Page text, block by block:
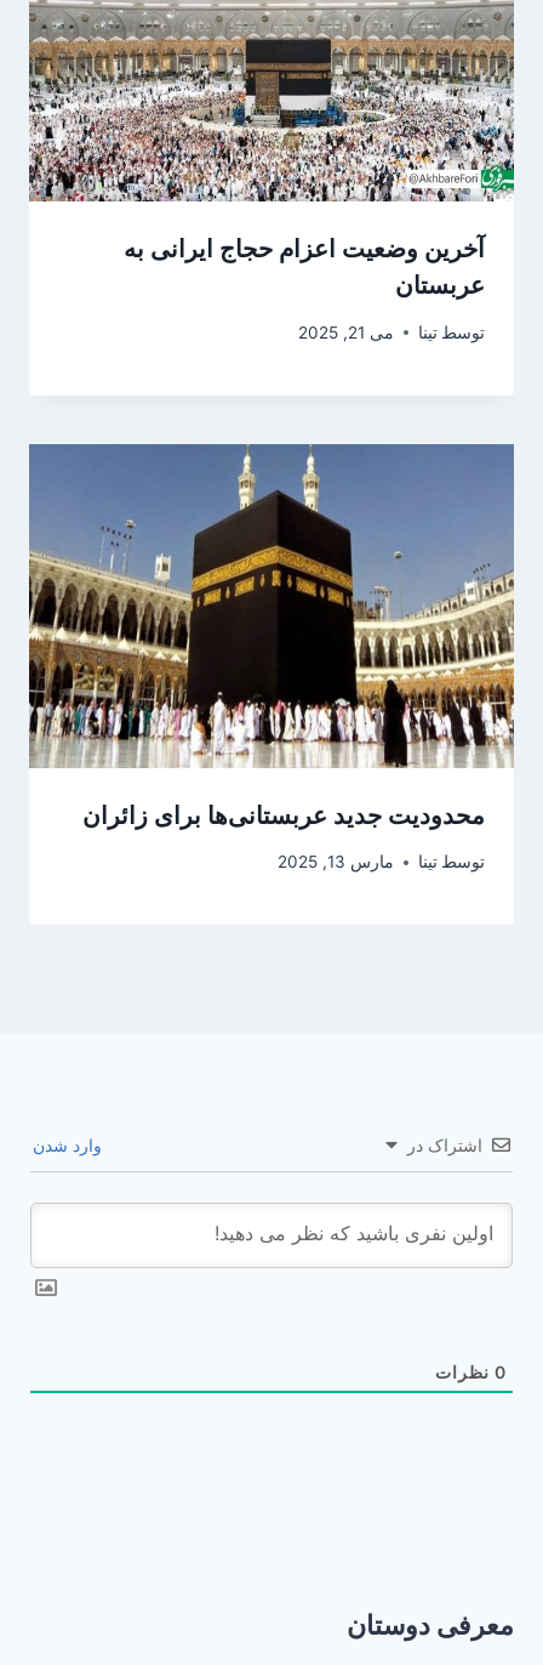
آخرین وضعیت اعزام حجاج ایرانی به
عربستان
توسط تینا می 21, 2025
محدودیت جدید عربستانی‌ها برای زائران
توسط تینا مارس 13, 2025
اشتراک در وارد شدن
0 نظرات
معرفی دوستان